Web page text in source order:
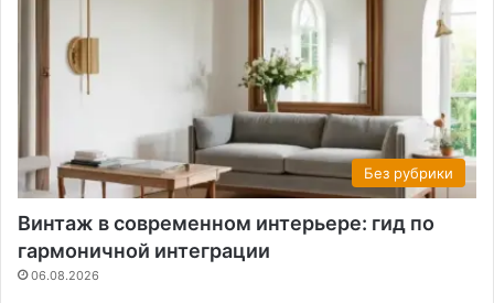
Без рубрики
Винтаж в современном интерьере: гид по
гармоничной интеграции
06.08.2026